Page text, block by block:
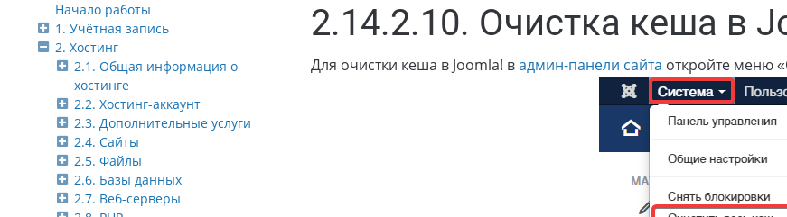
Начало работы
1. Учётная запись
2. Хостинг
2.1. Общая информация о
хостинге
2.2. Хостинг-аккаунт
2.3. Дополнительные услуги
2.4. Сайты
2.5. Файлы
2.6. Базы данных
2.7. Веб-серверы
2.14.2.10. Очистка кеша в
Для очистки кеша в Joomla! вадмин-панели сайта откройте меню «